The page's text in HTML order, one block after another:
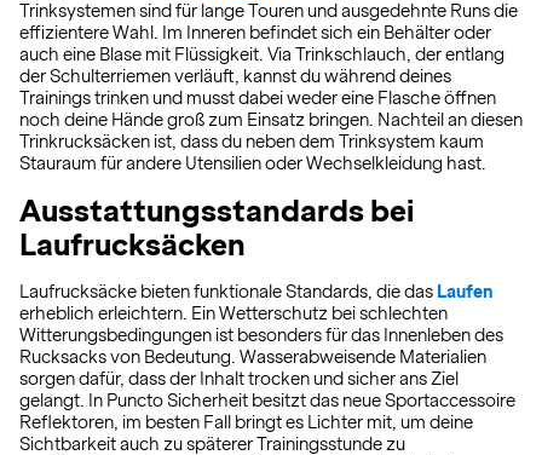
Trinksystemen sind für lange Touren und ausgedehnte Runs die
effizientere Wahl. Im Inneren befindet sich ein Behälter oder
auch eine Blase mit Flüssigkeit. Via Trinkschlauch, der entlang
der Schulterriemen verläuft, kannst du während deines
Trainings trinken und musst dabei weder eine Flasche öffnen
noch deine Hände groß zum Einsatz bringen. Nachteil an diesen
Trinkrucksäcken ist, dass du neben dem Trinksystem kaum
Stauraum für andere Utensilien oder Wechselkleidung hast.
Ausstattungsstandards bei
Laufrucksäcken
Laufrucksäcke bieten funktionale Standards, die das Laufen
erheblich erleichtern. Ein Wetterschutz bei schlechten
Witterungsbedingungen ist besonders für das Innenleben des
Rucksacks von Bedeutung. Wasserabweisende Materialien
sorgen dafür, dass der Inhalt trocken und sicher ans Ziel
gelangt. In Puncto Sicherheit besitzt das neue Sportaccessoire
Reflektoren, im besten Fall bringt es Lichter mit, um deine
Sichtbarkeit auch zu späterer Trainingsstunde zu